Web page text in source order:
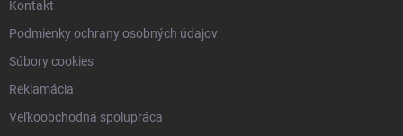
Kontakt
Podmienky ochrany osobných údajov
Súbory cookies
Reklamácia
Veľkoobchodná spolupráca